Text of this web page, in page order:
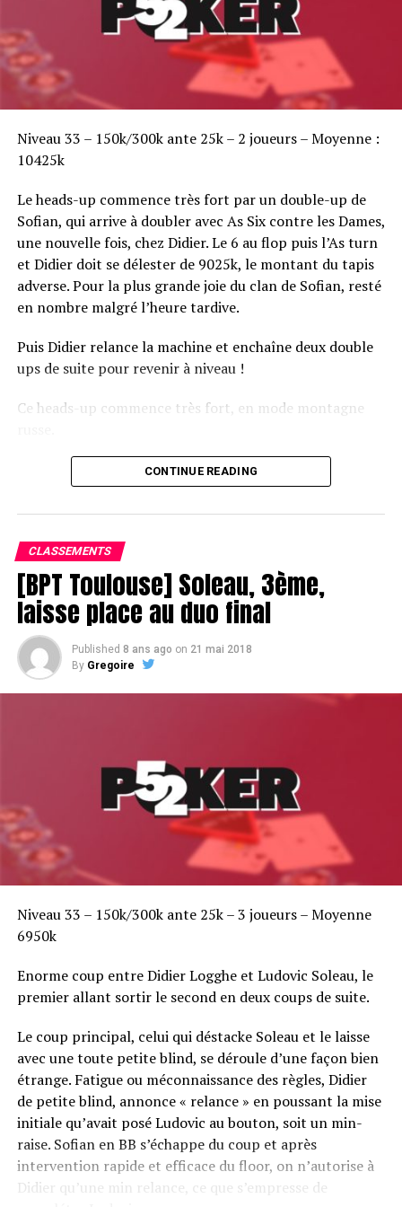
Niveau 33 – 150k/300k ante 25k – 2 joueurs – Moyenne :
10425k
Le heads-up commence très fort par un double-up de
Sofian, qui arrive à doubler avec As Six contre les Dames,
une nouvelle fois, chez Didier. Le 6 au flop puis l’As turn
et Didier doit se délester de 9025k, le montant du tapis
adverse. Pour la plus grande joie du clan de Sofian, resté
en nombre malgré l’heure tardive.
Puis Didier relance la machine et enchaîne deux double
ups de suite pour revenir à niveau !
Ce heads-up commence très fort, en mode montagne
Le champagne va réchauffer si les deux finalistes ne se décident pas !
CONTINUE READING
CLASSEMENTS
[BPT Toulouse] Soleau, 3ème,
laisse place au duo final
Published 8 ans ago on 21 mai 2018
By Gregoire
Niveau 33 – 150k/300k ante 25k – 3 joueurs – Moyenne
6950k
Enorme coup entre Didier Logghe et Ludovic Soleau, le
premier allant sortir le second en deux coups de suite.
Le coup principal, celui qui déstacke Soleau et le laisse
avec une toute petite blind, se déroule d’une façon bien
étrange. Fatigue ou méconnaissance des règles, Didier
de petite blind, annonce « relance » en poussant la mise
initiale qu’avait posé Ludovic au bouton, soit un min-
raise. Sofian en BB s’échappe du coup et après
intervention rapide et efficace du floor, on n’autorise à
Didier qu’une min relance, ce que s’empresse de